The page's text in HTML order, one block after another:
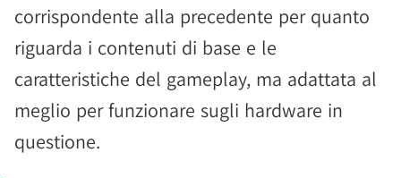
corrispondente alla precedente per quanto
riguarda i contenuti di base e le
caratteristiche del gameplay, ma adattata al
meglio per funzionare sugli hardware in
questione.